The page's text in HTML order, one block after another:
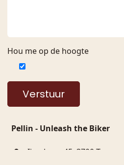
Hou me op de hoogte
Verstuur
Pellin - Unleash the Biker
Ijzerbron 45, 3700